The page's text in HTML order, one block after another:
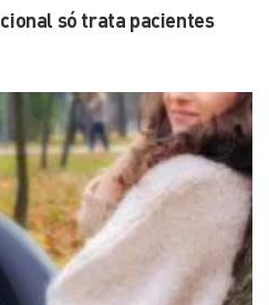
só trata pacientes